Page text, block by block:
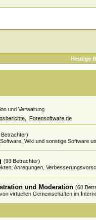
Heutige
und Verwaltung
Forensoftware.de
Wiki und sonstige Software
(93 Betrachter)
Anregungen,
und Moderation (68
virtuellen Gemeinschaften im